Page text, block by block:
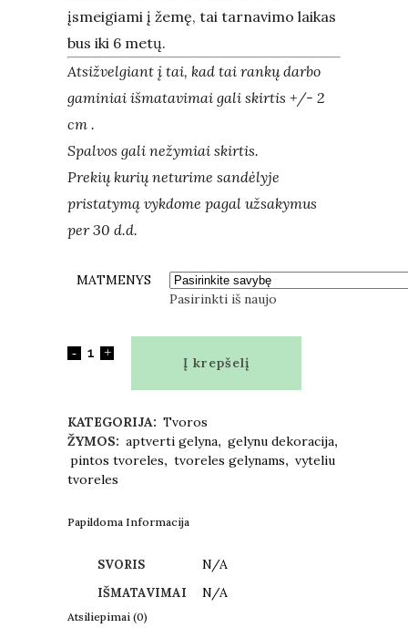
įsmeigiami į žemę, tai tarnavimo laikas
bus iki 6 metų.
Atsižvelgiant į tai, kad tai rankų darbo
gaminiai išmatavimai gali skirtis +/- 2
cm .
Spalvos gali nežymiai skirtis.
Prekių kurių neturime sandėlyje
pristatymą vykdome pagal užsakymus
per 30 d.d.
MATMENYS
Pasirinkti iš naujo
Į krepšelį
KATEGORIJA: Tvoros
ŽYMOS: aptverti gelyna, gelynu dekoracija,
pintos tvoreles, tvoreles gelynams, vyteliu
tvoreles
Papildoma Informacija
SVORIS N/A
IŠMATAVIMAI N/A
Atsiliepimai (0)